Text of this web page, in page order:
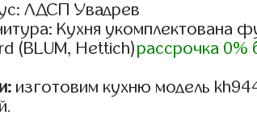
ЛДСП Увадрев
Кухня укомплектована
(BLUM, Hettich)рассрочка 0%
изготовим кухню модель